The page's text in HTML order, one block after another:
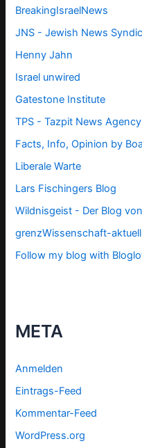
BreakingIsraelNews
JNS - Jewish News
Henny Jahn
Israel unwired
Gatestone Institute
TPS -Tazpit News Agency
Facts, Info, Opinion by
Liberale Warte
Lars Fischingers Blog
Wildnisgeist - Der Blog
grenzWissenschaft-
Follow my blog with
META
Anmelden
Eintrags-Feed
Kommentar-Feed
WordPress.org